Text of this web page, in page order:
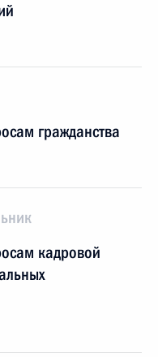
гражданства
кадровой